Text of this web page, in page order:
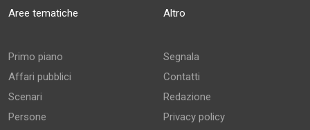
Aree tematiche
Primo piano
Affari pubblici
Scenari
Persone
Altro
Segnala
Contatti
Redazione
Privacy policy